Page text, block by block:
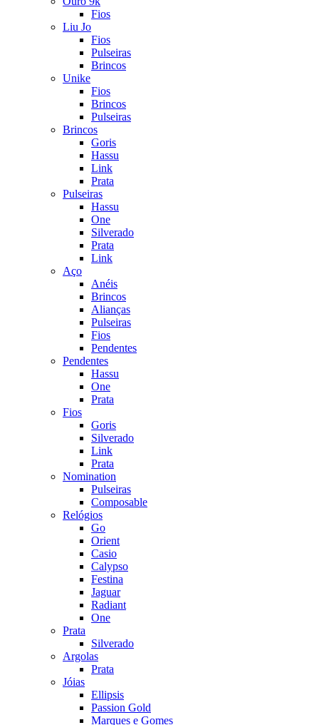
Fios
Liu Jo
Fios
Pulseiras
Brincos
Unike
Fios
Brincos
Pulseiras
Brincos
Goris
Hassu
Link
Prata
Pulseiras
Hassu
One
Silverado
Prata
Link
Aço
Anéis
Brincos
Alianças
Pulseiras
Fios
Pendentes
Pendentes
Hassu
One
Prata
Fios
Goris
Silverado
Link
Prata
Nomination
Pulseiras
Composable
Relógios
Go
Orient
Casio
Calypso
Festina
Jaguar
Radiant
One
Prata
Silverado
Argolas
Prata
Jóias
Ellipsis
Passion Gold
Marques e Gomes